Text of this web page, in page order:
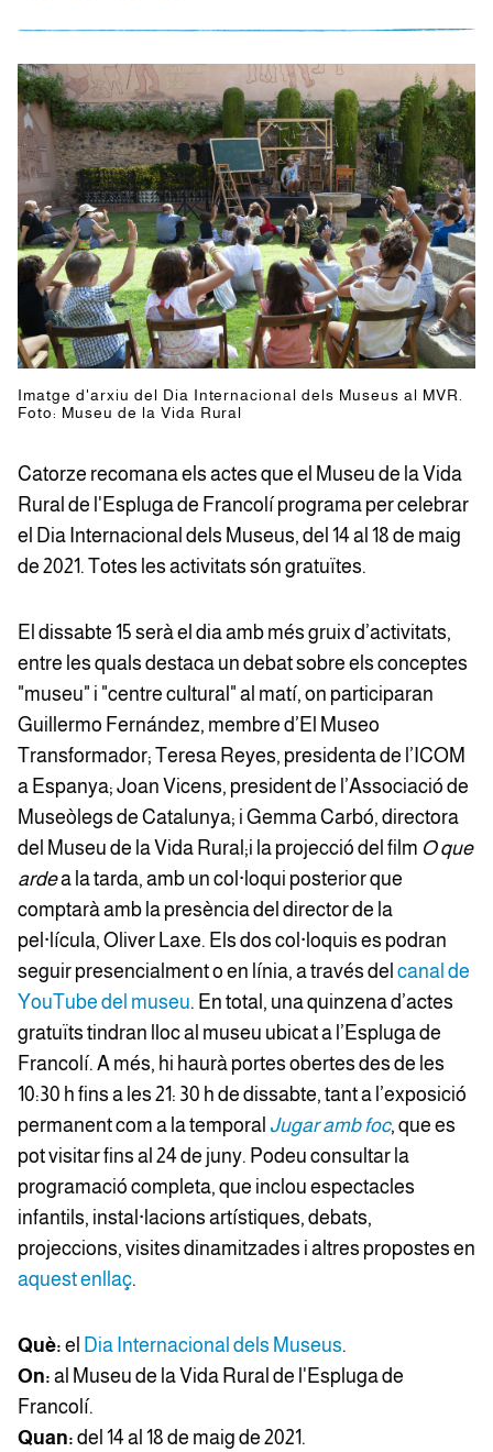
Imatge d'arxiu del Dia Internacional dels Museus al MVR.
Foto: Museu de la Vida Rural
Catorze recomana els actes que el Museu de la Vida
Rural de l'Espluga de Francolí programa per celebrar
el Dia Internacional dels Museus, del 14 al 18 de maig
de 2021. Totes les activitats són gratuïtes.
El dissabte 15 serà el dia amb més gruix d’activitats,
entre les quals destaca un debat sobre els conceptes
"museu" i "centre cultural" al matí, on participaran
Guillermo Fernández, membre d’El Museo
Transformador; Teresa Reyes, presidenta de l’ICOM
a Espanya; Joan Vicens, president de l’Associació de
Museòlegs de Catalunya; i Gemma Carbó, directora
del Museu de la Vida Rural;i la projecció del film O que
ardea la tarda, amb un col·loqui posterior que
comptarà amb la presència del director de la
pel·lícula, Oliver Laxe. Els dos col·loquis es podran
seguir presencialment o en línia, a través del canal de
YouTube del museu. En total, una quinzena d’actes
gratuïts tindran lloc al museu ubicat a l’Espluga de
Francolí. A més, hi haurà portes obertes des de les
10:30 h fins a les 21: 30 h de dissabte, tant a l’exposició
permanent com a la temporal Jugar amb foc, que es
pot visitar fins al 24 de juny. Podeu consultar la
programació completa, que inclou espectacles
infantils, instal·lacions artístiques, debats,
projeccions, visites dinamitzades i altres propostes en
aquest enllaç.
Què: el Dia Internacional dels Museus.
On: al Museu de la Vida Rural de l'Espluga de
Francolí.
Quan: del 14 al 18 de maig de 2021.